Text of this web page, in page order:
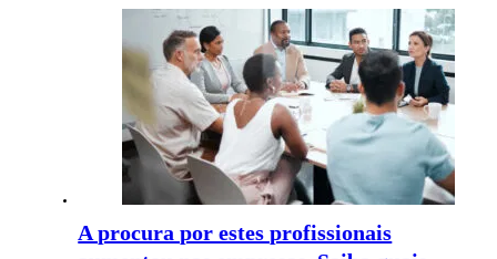
A procura por estes profissionais